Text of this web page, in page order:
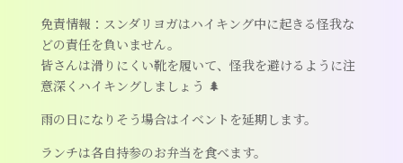
免責情報：スンダリヨガはハイキング中に起きる怪我な
どの責任を負いません。
皆さんは滑りにくい靴を履いて、怪我を避けるように注
意深くハイキングしましょう 🌲
雨の日になりそう場合はイベントを延期します。
ランチは各自持参のお弁当を食べます。